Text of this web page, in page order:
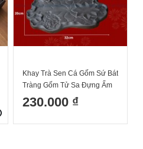
Khay Trà Sen Cá Gốm Sứ Bát
Tràng Gốm Tử Sa Đựng Ấm
Chén Uống Trà
230.000 ₫